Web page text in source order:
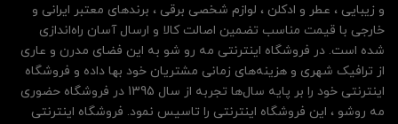
و زیبایی ، عطر و ادکلن ، لوازم شخصی برقی ، برندهای معتبر ایرانی و
خارجی با قیمت مناسب تضمین اصالت کالا و ارسال آسان راه‌اندازی
شده است. در فروشگاه اینترنتی مه رو شو به این فضای مدرن و عاری
از ترافیک شهری و هزینه‌های زمانی مشتریان خود بها داده و فروشگاه
اینترنتی خود را بر پایه سال‌ها تجربه از سال 1395 در فروشگاه حضوری
مه روشو ، این فروشگاه اینترنتی را تاسیس نمود. فروشگاه اینترنتی